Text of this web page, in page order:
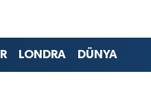
LONDRA DÜNYA